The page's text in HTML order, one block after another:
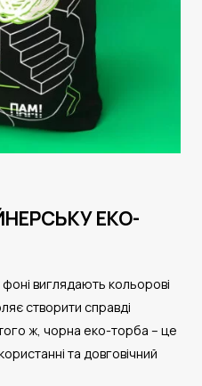
ЕКО-
виглядають кольорові
створити справді
ж, чорна еко-торба – це
та довговічний